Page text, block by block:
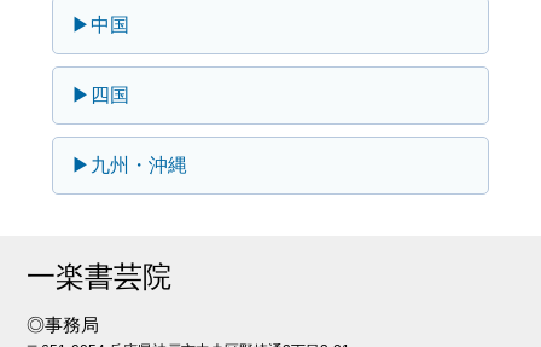
▶中国
▶四国
▶九州・沖縄
一楽書芸院
◎事務局